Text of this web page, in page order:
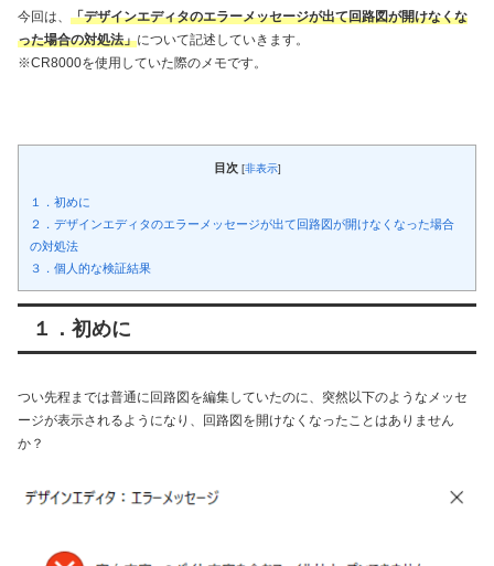
今回は、 「デザインエディタのエラーメッセージが出て回路図が開けなくな
った場合の対処法」について記述していきます。
※CR8000を使用していた際のメモです。
目次 [非表示]
１．初めに
２．デザインエディタのエラーメッセージが出て回路図が開けなくなった場合
の対処法
３．個人的な検証結果
１．初めに
つい先程までは普通に回路図を編集していたのに、突然以下のようなメッセ
ージが表示されるようになり、回路図を開けなくなったことはありません
か？